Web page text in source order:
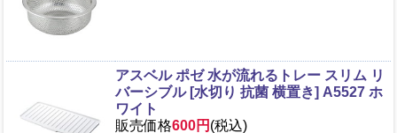
アスベル ポゼ 水が流れるトレー スリム リ
バーシブル [水切り 抗菌 横置き] A5527 ホ
ワイト
販売価格600円 (税込)